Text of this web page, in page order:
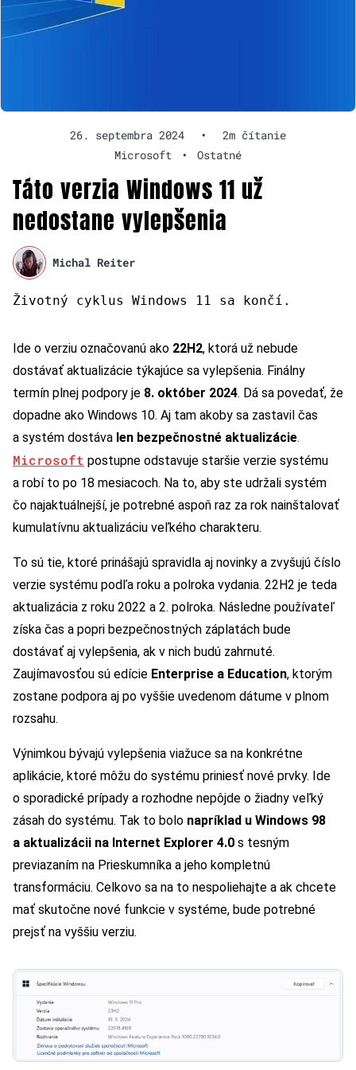
26. septembra 2024 •
2m čítanie
Microsoft
• Ostatné
Táto verzia Windows 11 už
nedostane vylepšenia
Michal Reiter
Životný cyklus Windows 11 sa končí.
Ide o verziu označovanú ako 22H2, ktorá už nebude
dostávať aktualizácie týkajúce sa vylepšenia. Finálny
termín plnej podpory je 8. október 2024. Dá sa povedať, že
dopadne ako Windows 10. Aj tam akoby sa zastavil čas
a systém dostáva len bezpečnostné aktualizácie.
Microsoft postupne odstavuje staršie verzie systému
a robí to po 18 mesiacoch. Na to, aby ste udržali systém
čo najaktuálnejší, je potrebné aspoň raz za rok nainštalovať
kumulatívnu aktualizáciu veľkého charakteru.
To sú tie, ktoré prinášajú spravidla aj novinky a zvyšujú číslo
verzie systému podľa roku a polroka vydania. 22H2 je teda
aktualizácia z roku 2022 a 2. polroka. Následne používateľ
získa čas a popri bezpečnostných záplatách bude
dostávať aj vylepšenia, ak v nich budú zahrnuté.
Zaujímavosťou sú edície Enterprise a Education, ktorým
zostane podpora aj po vyššie uvedenom dátume v plnom
rozsahu.
Výnimkou bývajú vylepšenia viažuce sa na konkrétne
aplikácie, ktoré môžu do systému priniesť nové prvky. Ide
o sporadické prípady a rozhodne nepôjde o žiadny veľký
zásah do systému. Tak to bolo napríklad u Windows 98
a aktualizácii na Internet Explorer 4.0 s tesným
previazaním na Prieskumníka a jeho kompletnú
transformáciu. Celkovo sa na to nespoliehajte a ak chcete
mať skutočne nové funkcie v systéme, bude potrebné
prejsť na vyššiu verziu.